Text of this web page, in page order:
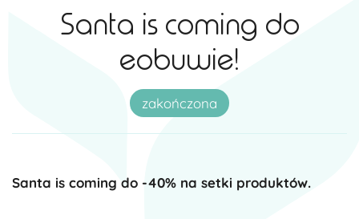
Niedziela
zamknięte
Niedziela handlowa
10:00 - 20:00
zobacz więcej »
Santa is coming do
eobuwie!
zakończona
Santa is coming do -40% na setki produktów.